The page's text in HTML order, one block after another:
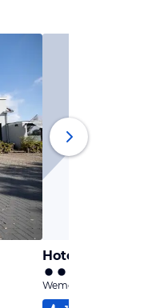
Hotel De
Wemeldinge, Seeland